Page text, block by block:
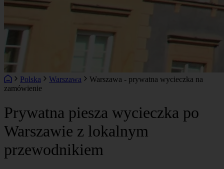
Polska Warszawa
Warszawa - prywatna wycieczka na
zamówienie
Prywatna piesza wycieczka po
Warszawie z lokalnym
przewodnikiem